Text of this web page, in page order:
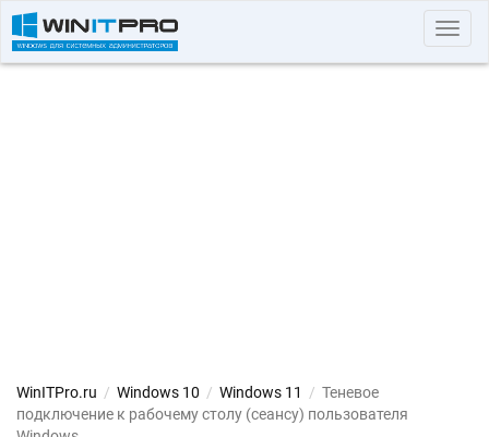
WinITPro.ru / Windows 10 / Windows 11 / Теневое
подключение к рабочему столу (сеансу) пользователя